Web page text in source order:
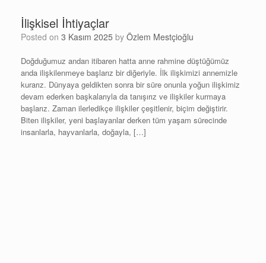
İlişkisel İhtiyaçlar
Posted on 3 Kasım 2025 by Özlem Mestçioğlu
Doğduğumuz andan itibaren hatta anne rahmine düştüğümüz
anda ilişkilenmeye başlarız bir diğeriyle. İlk ilişkimizi annemizle
kurarız. Dünyaya geldikten sonra bir süre onunla yoğun ilişkimiz
devam ederken başkalarıyla da tanışırız ve ilişkiler kurmaya
başlarız. Zaman ilerledikçe ilişkiler çeşitlenir, biçim değiştirir.
Biten ilişkiler, yeni başlayanlar derken tüm yaşam sürecinde
insanlarla, hayvanlarla, doğayla, […]